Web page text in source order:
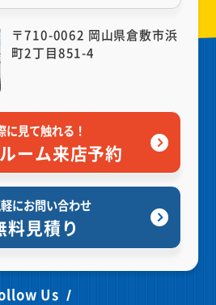
〒710-0062 岡山県倉敷市浜
町2丁目851-4
に見て触れる！
ーム来店予約
にお問い合わせ
料見積り
Us